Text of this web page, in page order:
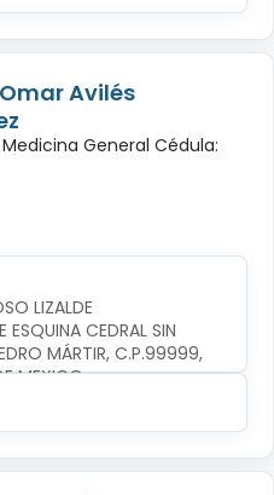
Avilés
General Cédula:
LIZALDE
ESQUINA CEDRAL SIN
MÁRTIR, C.P.99999,
MEXICO